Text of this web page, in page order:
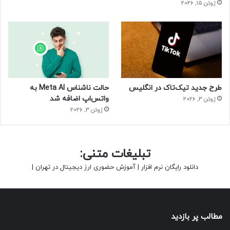
پیچیدگی ژنتیکی برخی از ویروس‌های غول‌پیکر مانند توپانویروس که در تصویر نشان
داده شده است، برخی پژوهشگران را بر آن داشته است تا این سؤال را مطرح کنند که آیا
گزارش شد، دارای کتاب راهنمای ژنتیکی است که بزرگ‌تر از کتاب ژنتیکی برخی
باکتری‌ها است.
پایدار و بی‌آزار هستند. آن‌ها در سلول‌ها خفته می‌مانند یا به‌آرامی
ژوئن 15, 2026
طرح جدید تیک‌تاک در انگلیس
ژوئن 3, 2026
حالت ناشناس Meta AI به
واتس‌اپ اضافه شد
ژوئن 3, 2026
تبلیغات متنی:
دانلود رایگان نرم افزار | آموزش حضوری ارز دیجیتال در تهران |
مطالب پر بازدید